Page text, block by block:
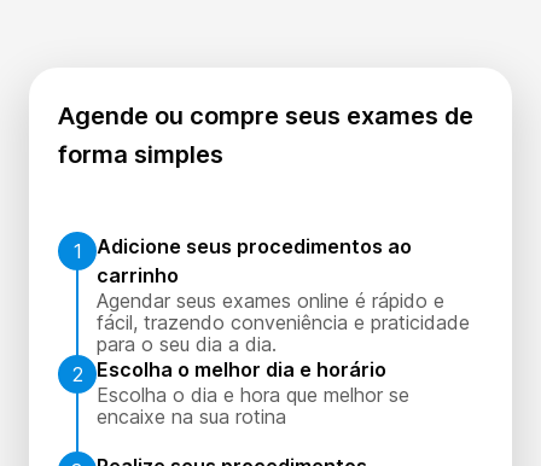
Agende ou compre seus exames de
forma simples
1
Adicione seus procedimentos ao
carrinho
Agendar seus exames online é rápido e
fácil, trazendo conveniência e praticidade
para o seu dia a dia.
2
Escolha o melhor dia e horário
Escolha o dia e hora que melhor se
encaixe na sua rotina